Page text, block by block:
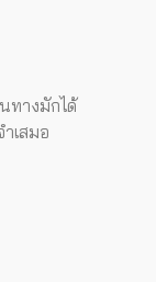
ทางมักได้
เสมอ